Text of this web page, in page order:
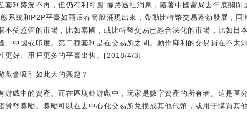
套利盛況不再，但仍有利可圖:據路透社消息，隨著中國當局去年底關閉
系統和P2P平臺如雨后春筍般涌現出來，帶動比特幣交易蓬勃發展，
不受監管的市場，比如泰國，或比特幣交易已經合法化的市場，比如日
、中國或印度。第二種套利是在交易所之間。動作麻利的交易員在不太
更好、用戶更多的平臺出售。[2018/4/3]
戲會吸引如此大的興趣？
游戲中的資產。而在區塊鏈游戲中，玩家是數字資產的所有者。這是區
貨幣獎勵。獎勵可以在去中心化交易所兌換成其他代幣，或用于購買其